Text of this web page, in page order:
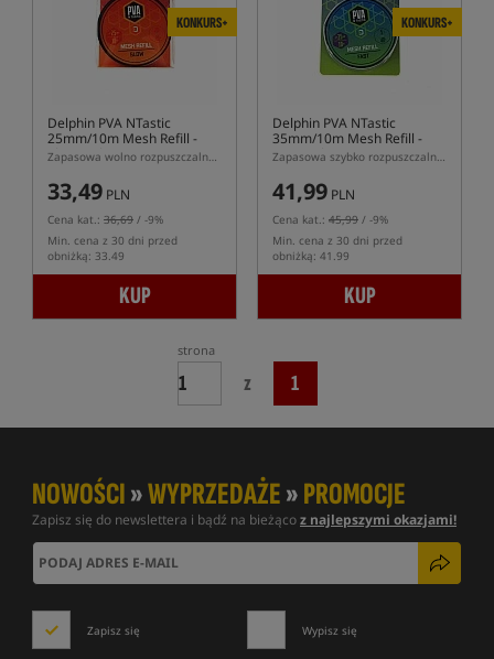
KONKURS+
Delphin PVA NTastic
25mm/10m Mesh Refill -
Slow Melt
Zapasowa wolno rozpuszczalna siatka PVA 25mm
33,49 PLN
Cena kat.: 36,69 / -9%
Min. cena z 30 dni przed
obniżką: 33.49
KUP
KONKURS+
Delphin PVA NTastic
35mm/10m Mesh Refill -
Fast Melt
Zapasowa szybko rozpuszczalna siatka PVA 35mm
41,99 PLN
Cena kat.: 45,99 / -9%
Min. cena z 30 dni przed
obniżką: 41.99
KUP
strona
z 1
NOWOŚCI»WYPRZEDAŻE»PROMOCJE
Zapisz się do newslettera i bądź na bieżącoz najlepszymi okazjami!
Zapisz się Wypisz się